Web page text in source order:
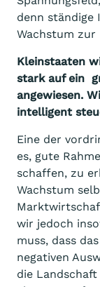
denn ständige
Wachstum zur
Kleinstaaten
stark auf ein
angewiesen.
intelligent
Eine der
es, gute
schaffen, zu
Wachstum
wir jedoch
muss, dass
negativen
die